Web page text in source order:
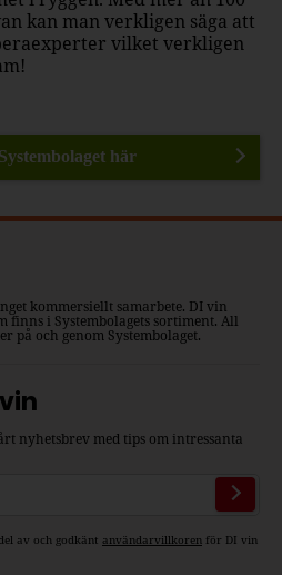
kan man verkligen säga att
vilket verkligen
här
kommersiellt samarbete. DI vin
finns i Systembolagets sortiment. All
på och genom Systembolaget.
nyhetsbrev med tips om intressanta
av och godkänt användarvillkoren för DI vin